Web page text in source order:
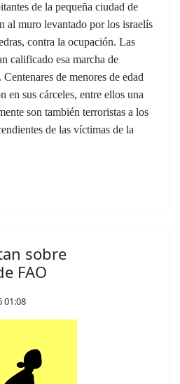
de la pequeña ciudad de
al muro levantado por los israelís
contra la ocupación. Las
calificado esa marcha de
de menores de edad
en sus cárceles, entre ellos una
son también terroristas a los
de las víctimas de la
sobre
FAO
01:08